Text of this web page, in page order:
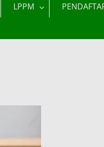
LPPM